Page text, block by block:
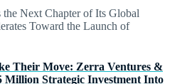
Their Move: Zerra Ventures &
Million Strategic Investment Into